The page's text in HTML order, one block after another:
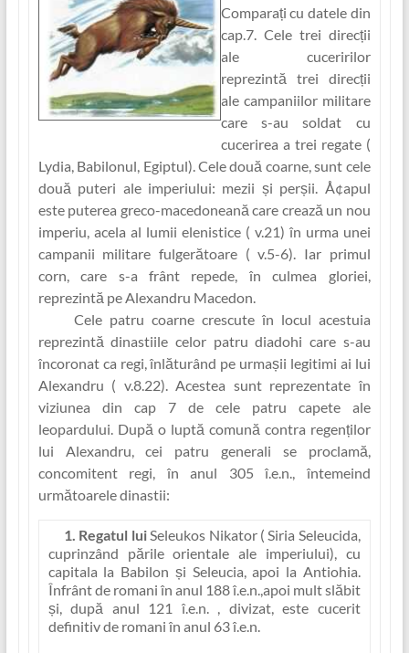
Comparaț‏i cu datele din
cap.7. Cele trei direcț‏ii
ale cuceririlor
reprezintă trei direcț‏ii
ale campaniilor militare
care s-au soldat cu
cucerirea a trei regate (
Lydia, Babilonul, Egiptul). Cele două coarne, sunt cele
două puteri ale imperiului: mezii și perșii. Å¢apul
este puterea greco-macedoneană care crează un nou
imperiu, acela al lumii elenistice ( v.21) în urma unei
campanii militare fulgerătoare ( v.5-6). Iar primul
corn, care s-a frânt repede, în culmea gloriei,
reprezintă pe Alexandru Macedon.
Cele patru coarne crescute în locul acestuia
reprezintă dinastiile celor patru diadohi care s-au
încoronat ca regi, înlăturând pe urmașii legitimi ai lui
Alexandru ( v.8.22). Acestea sunt reprezentate în
viziunea din cap 7 de cele patru capete ale
leopardului. După o luptă comună contra regenț‏ilor
lui Alexandru, cei patru generali se proclamă,
concomitent regi, în anul 305 î.e.n., întemeind
următoarele dinastii:
1. Regatul luiSeleukos Nikator( Siria Seleucida,
cuprinzând păr‏ile orientale ale imperiului), cu
capitala la Babilon și Seleucia, apoi la Antiohia.
Înfrânt de romani în anul 188 î.e.n.,apoi mult slăbit
și, după anul 121 î.e.n. , divizat, este cucerit
definitiv de romani în anul 63 î.e.n.